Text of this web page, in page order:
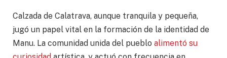
Calzada de Calatrava, aunque tranquila y pequeña,
jugó un papel vital en la formación de la identidad de
Manu. La comunidad unida del pueblo alimentó su